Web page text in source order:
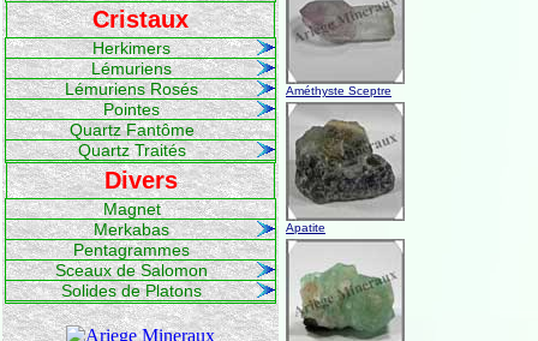
Cristaux
Herkimers
Lémuriens
Lémuriens Rosés
Pointes
Quartz Fantôme
Quartz Traités
Divers
Magnet
Merkabas
Pentagrammes
Sceaux de Salomon
Solides de Platons
Améthyste Sceptre
Apatite